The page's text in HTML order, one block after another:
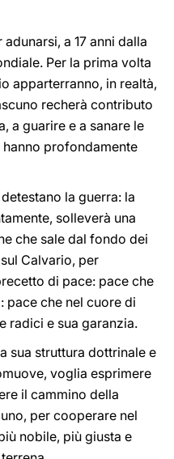
a 17 anni dalla
Per la prima volta
apparterranno, in realtà,
recherà contributo
a guarire e a sanare le
profondamente
la guerra: la
solleverà una
che sale dal fondo dei
Calvario, per
di pace: pace che
pace che nel cuore di
radici e sua garanzia.
sua struttura dottrinale e
voglia esprimere
il cammino della
per cooperare nel
nobile, più giusta e